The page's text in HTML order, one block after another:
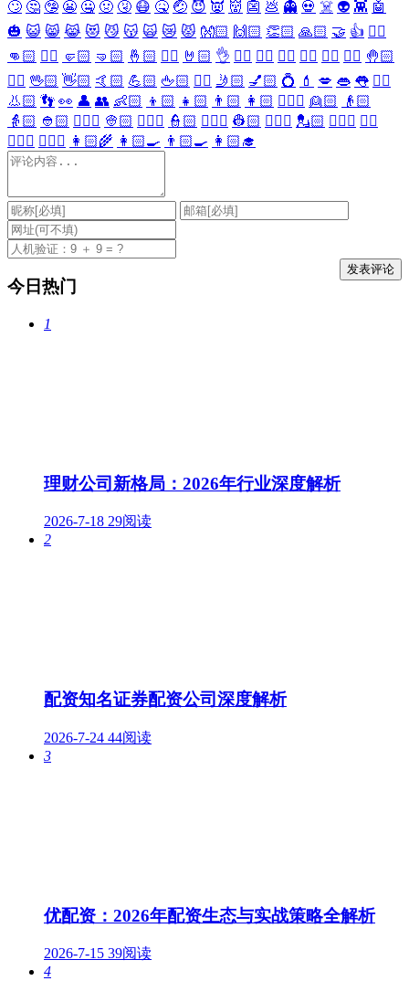
🙄 🤔 🤥 😬 🤐 🤢 🤧 😷 🤒 🤕 😈 👿 👹 👺 💩 👻 💀 ☠️ 👽 👾 🤖
🎃 😺 😸 😹 😻 😼 😽 🙀 😿 😾 👐🏻 🙌🏻 👏🏻 🙏🏻 🤝 👍 👎🏻
👊🏻 ✊🏻 🤛🏻 🤜🏻 🤞🏻 ✌🏻 🤘🏻 👌 👈🏻 👉🏻 👆🏻 👇🏻 ☝🏻 ✋🏻 🤚🏻
🖐🏻 🖖🏻 👋🏻 🤙🏻 💪🏻 🖕🏻 ✍🏻 🤳🏻 💅🏻 💍 💄 💋 👄 👅 👂🏻
👃🏻 👣 👀 👤 👥 👶🏻 👦🏻 👧🏻 👨🏻 👩🏻 👱🏻‍♀️ 👱🏻
👴🏻
👵🏻 👲🏻 👳🏻‍♀️ 👳🏻 👮🏻‍♀️ 👮🏻 👷🏻‍♀️ 👷🏻 💂🏻‍♀️ 💂🏻 🕵🏻‍♀️ 🕵🏻
👩🏻‍⚕️ 👨🏻‍⚕️ 👩🏻‍🌾 👩🏻‍🍳 👨🏻‍🍳 👩🏻‍🎓
今日热门
1
理财公司新格局：2026年行业深度解析
2026-7-18 29阅读
2
配资知名证券配资公司深度解析
2026-7-24 44阅读
3
优配资：2026年配资生态与实战策略全解析
2026-7-15 39阅读
4